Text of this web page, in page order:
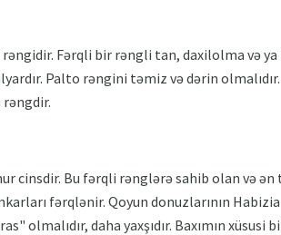
Fərqli bir rəngli tan, daxilolma və ya
Palto rəngini təmiz və dərin
rəngdir.
cinsdir. Bu fərqli rənglərə sahib olan və ən
fərqlənir. Qoyun donuzlarının
olmalıdır, daha yaxşıdır. Baxımın xüsusi